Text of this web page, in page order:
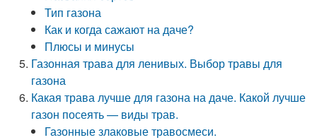
Тип газона
Как и когда сажают на даче?
Плюсы и минусы
Газонная трава для ленивых. Выбор травы для
газона
Какая трава лучше для газона на даче. Какой лучше
газон посеять — виды трав.
Газонные злаковые травосмеси.